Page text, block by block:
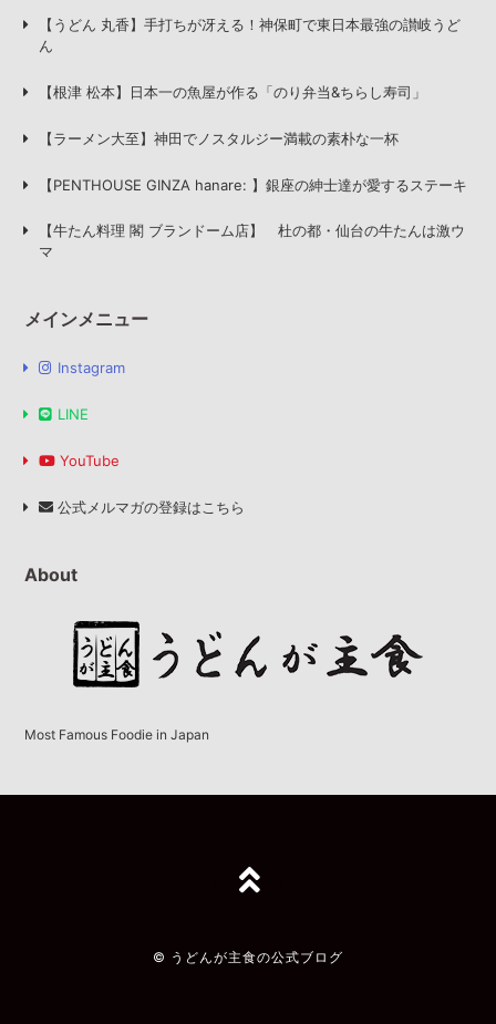
【うどん 丸香】手打ちが冴える！神保町で東日本最強の讃岐うど
ん
【根津 松本】日本一の魚屋が作る「のり弁当&ちらし寿司」
【ラーメン大至】神田でノスタルジー満載の素朴な一杯
【PENTHOUSE GINZA hanare: 】銀座の紳士達が愛するステーキ
【牛たん料理 閣 ブランドーム店】 杜の都・仙台の牛たんは激ウ
マ
メインメニュー
Instagram
LINE
YouTube
公式メルマガの登録はこちら
About
Most Famous Foodie in Japan
TOPへ
© うどんが主食の公式ブログ